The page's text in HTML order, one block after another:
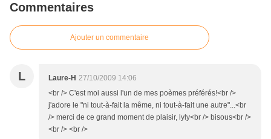
Commentaires
Ajouter un commentaire
L Laure-H 27/10/2009 14:06
<br /> C'est moi aussi l'un de mes poèmes préférés!<br />
j'adore le "ni tout-à-fait la même, ni tout-à-fait une autre"...<br
/> merci de ce grand moment de plaisir, lyly<br /> bisous<br />
<br /> <br />